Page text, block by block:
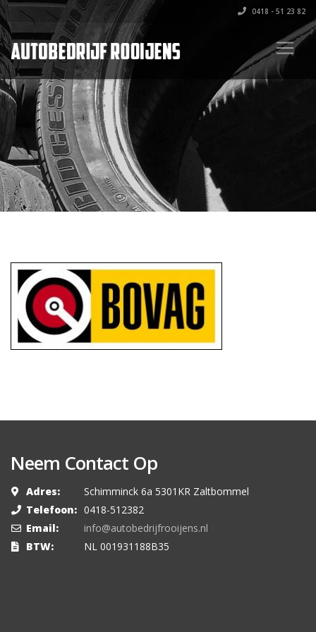
0418 - 51 23 82
Neem Contact Op
Adres:
Schimminck 6a 5301KR Zaltbommel
Telefoon: 0418-512382
Email:
info@autobedrijfrooijens.nl
BTW:
NL 001931188B35